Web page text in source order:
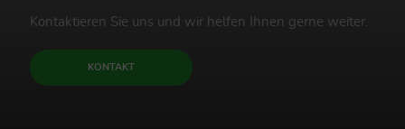
Kontaktieren Sie uns und wir helfen Ihnen gerne weiter.
KONTAKT